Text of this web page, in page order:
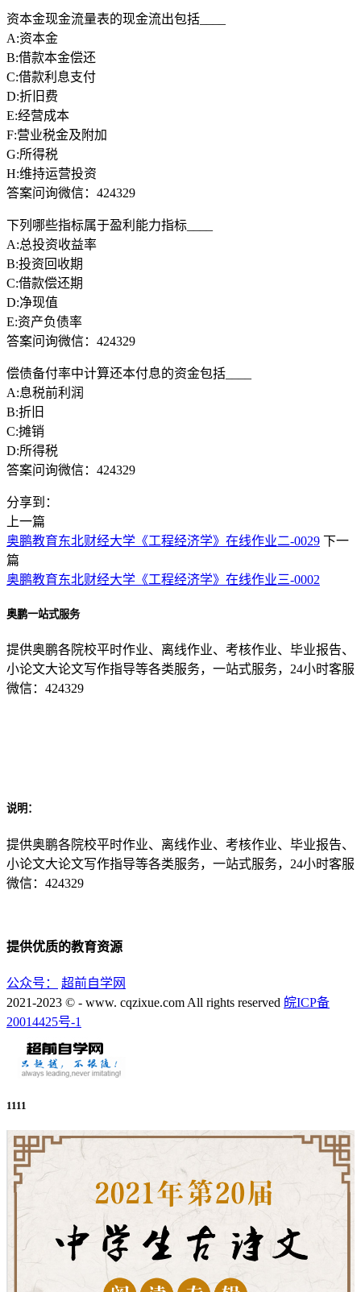
资本金现金流量表的现金流出包括____
A:资本金
B:借款本金偿还
C:借款利息支付
D:折旧费
E:经营成本
F:营业税金及附加
G:所得税
H:维持运营投资
答案问询微信：424329
下列哪些指标属于盈利能力指标____
A:总投资收益率
B:投资回收期
C:借款偿还期
D:净现值
E:资产负债率
答案问询微信：424329
偿债备付率中计算还本付息的资金包括____
A:息税前利润
B:折旧
C:摊销
D:所得税
答案问询微信：424329
分享到：
上一篇
奥鹏教育东北财经大学《工程经济学》在线作业二-0029 下一
篇
奥鹏教育东北财经大学《工程经济学》在线作业三-0002
奥鹏一站式服务
提供奥鹏各院校平时作业、离线作业、考核作业、毕业报告、
小论文大论文写作指导等各类服务，一站式服务，24小时客服
微信：424329
说明：
提供奥鹏各院校平时作业、离线作业、考核作业、毕业报告、
小论文大论文写作指导等各类服务，一站式服务，24小时客服
微信：424329
提供优质的教育资源
公众号：
超前自学网
2021-2023 © - www. cqzixue.com All rights reserved 皖ICP备
20014425号-1
1111